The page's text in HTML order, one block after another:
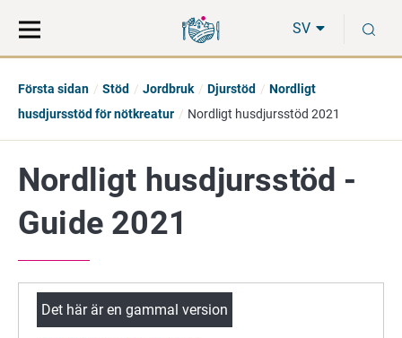
direkt
till
på
hela
SV
Första sidan Stöd Jordbruk Djurstöd
Nordligt
husdjursstöd för nötkreatur
Nordligt husdjursstöd 2021
Nordligt husdjursstöd -
Guide 2021
Det här är en gammal version